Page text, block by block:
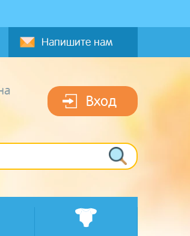
Напишите нам
Вход